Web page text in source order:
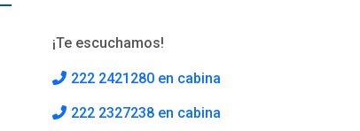
¡Te escuchamos!
222 2421280 en cabina
222 2327238 en cabina